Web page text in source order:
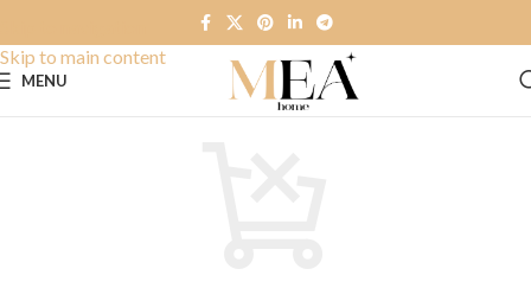
Skip to main content
MENU